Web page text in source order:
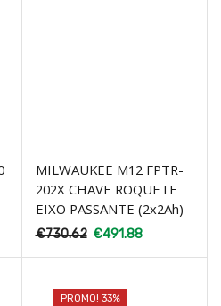
MILWAUKEE M12 FPTR-
202X CHAVE ROQUETE
EIXO PASSANTE (2x2Ah)
€730.62 €491.88
PROMO! 33%